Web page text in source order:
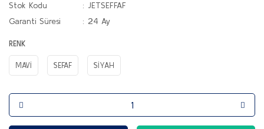
Stok Kodu
JETSEFFAF
Garanti Süresi
24 Ay
RENK
MAVİ SEFAF SİYAH